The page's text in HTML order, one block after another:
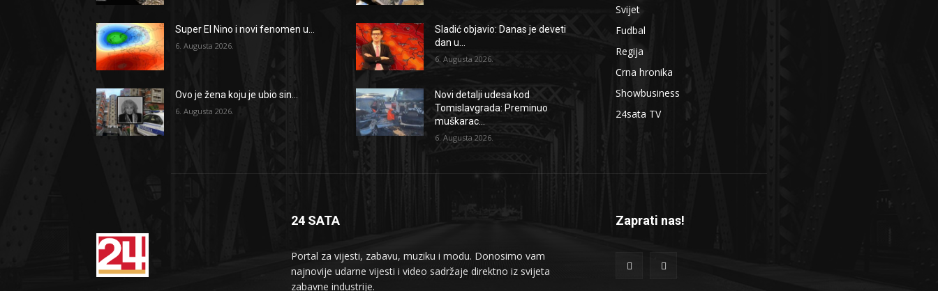
Super El Nino i novi fenomen u...
6. Augusta 2026.
Ovo je žena koju je ubio sin...
6. Augusta 2026.
Sladić objavio: Danas je deveti
dan u...
6. Augusta 2026.
Novi detalji udesa kod
Tomislavgrada: Preminuo
muškarac...
6. Augusta 2026.
Svijet
Fudbal
Regija
Crna hronika
Showbusiness
24sata TV
24 SATA
Portal za vijesti, zabavu, muziku i modu. Donosimo vam
najnovije udarne vijesti i video sadržaje direktno iz svijeta
zabavne industrije.
Zaprati nas!